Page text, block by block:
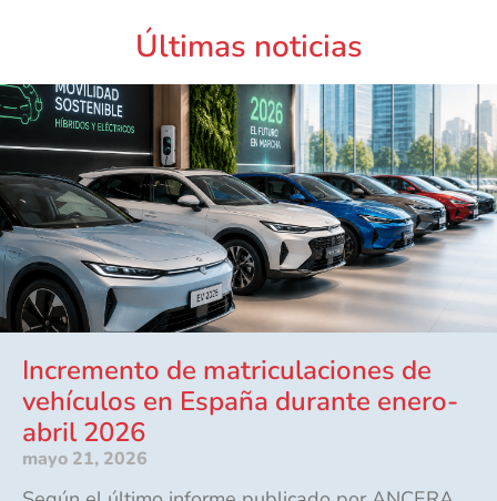
Últimas noticias
Incremento de matriculaciones de
vehículos en España durante enero-
abril 2026
mayo 21, 2026